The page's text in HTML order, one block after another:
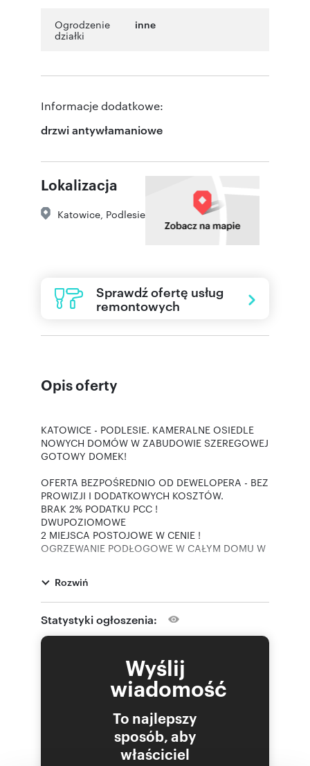
Ogrodzenie
działki
inne
Informacje dodatkowe:
drzwi antywłamaniowe
Lokalizacja
Katowice Podlesie
Sprawdź ofertę usług
remontowych
Opis oferty
KATOWICE - PODLESIE. KAMERALNE OSIEDLE
NOWYCH DOMÓW W ZABUDOWIE SZEREGOWEJ
GOTOWY DOMEK!
OFERTA BEZPOŚREDNIO OD DEWELOPERA - BEZ
PROWIZJI I DODATKOWYCH KOSZTÓW.
BRAK 2% PODATKU PCC !
DWUPOZIOMOWE
2 MIEJSCA POSTOJOWE W CENIE !
OGRZEWANIE PODŁOGOWE W CAŁYM DOMU W
DODATKOWE 40 M2 PODDASZA GRATIS
KUPUJĄC TEN DOM BEZPŁATNIE POMAGAMY
SPRZEDAĆ PAŃSTWA INNĄ NIERUCHOMOŚĆ
BIORĄC NA SIEBIE KOSZTY.
KARTA RABATOWA NA -10% NA ZAKUPY W OBI
KARTA RABATOWA NA PANELE I DRZWI W
SKLEPACH BEL-POL, CORTINA
Dom o powierzchni użytkowej 98,6 m2 -
duży salon z kuchnią, wyprowadzenie pod
Rozwiń
Statystyki ogłoszenia:
Wyślij
wiadomość
To najlepszy
sposób, aby
właściciel